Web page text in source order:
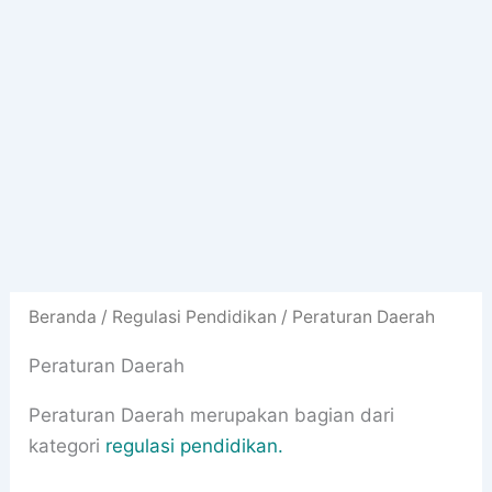
Beranda / Regulasi Pendidikan / Peraturan Daerah
Peraturan Daerah
Peraturan Daerah merupakan bagian dari
kategori regulasi pendidikan.